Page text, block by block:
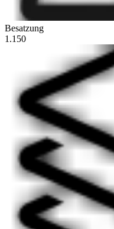
Besatzung
1.150